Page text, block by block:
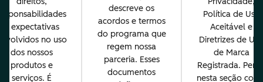
e expectativas
no uso
dos nossos
produtos e
serviços. É
descreve os
acordos e termos
do programa que
regem nossa
parceria. Esses
documentos
Política de Uso
Aceitável e
Diretrizes de Uso
de Marca
Registrada.
nesta seção